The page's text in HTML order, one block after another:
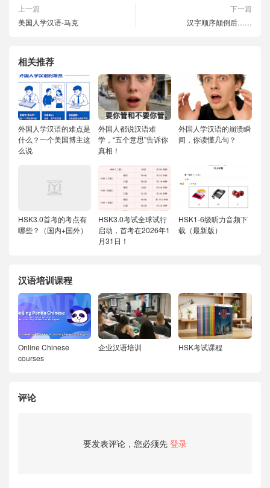
上一篇
美国人学汉语-马克
下一篇
汉字顺序颠倒后……
相关推荐
外国人学汉语的难点是
什么？一个美国博主这
么说
外国人都说汉语难
学，“五个意思”告诉你
真相！
外国人学汉语的崩溃瞬
间，你读懂几句？
HSK3.0首考的考点有
哪些？（国内+国外）
HSK3.0考试全球试行
启动，首考在2026年1
月31日！
HSK1-6级听力音频下
载（最新版）
汉语培训课程
Online Chinese
courses
企业汉语培训 HSK考试课程
评论
要发表评论，您必须先 登录